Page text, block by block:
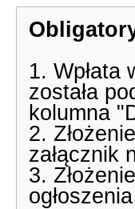
1. Wpłata
została
kolumna
2.
załącznik
3.